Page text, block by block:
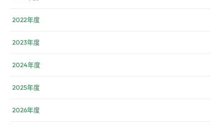
2022年度
2023年度
2024年度
2025年度
2026年度